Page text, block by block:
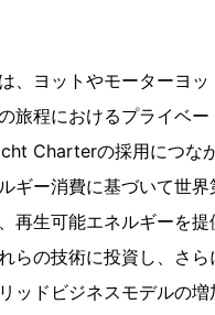
、ヨットやモーターヨ
旅程におけるプライベ
Charterの採用につな
ギー消費に基づいて世
再生可能エネルギーを
らの技術に投資し、さ
ッドビジネスモデルの